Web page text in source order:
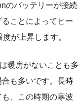
のバッテリーが接続
ことによってヒー
が上昇します。
暖房がないことも多
も多いです。長時
、この時期の寒波